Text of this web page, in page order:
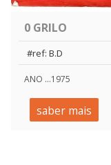
0 GRILO
#ref: B.D
ANO ...1975
saber mais